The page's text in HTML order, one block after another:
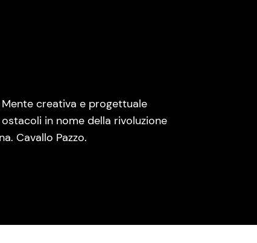
creativa e progettuale
in nome della rivoluzione
Cavallo Pazzo.